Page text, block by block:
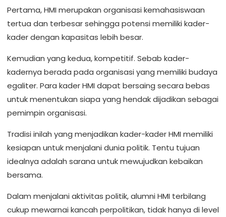
Pertama, HMI merupakan organisasi kemahasiswaan
tertua dan terbesar sehingga potensi memiliki kader-
kader dengan kapasitas lebih besar.
Kemudian yang kedua, kompetitif. Sebab kader-
kadernya berada pada organisasi yang memiliki budaya
egaliter. Para kader HMI dapat bersaing secara bebas
untuk menentukan siapa yang hendak dijadikan sebagai
pemimpin organisasi.
Tradisi inilah yang menjadikan kader-kader HMI memiliki
kesiapan untuk menjalani dunia politik. Tentu tujuan
idealnya adalah sarana untuk mewujudkan kebaikan
bersama.
Dalam menjalani aktivitas politik, alumni HMI terbilang
cukup mewarnai kancah perpolitikan, tidak hanya di level